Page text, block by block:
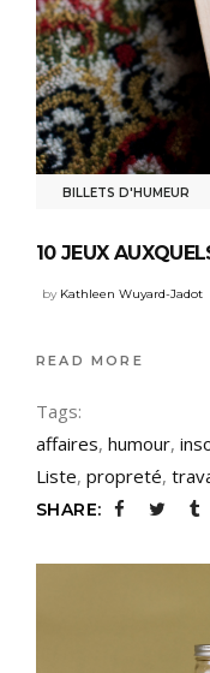
BILLETS D'HUMEUR
10 JEUX
by Kathleen Wuyard-Jadot
READ MORE
Tags:
affaires, humour,
Liste, propreté,
SHARE: